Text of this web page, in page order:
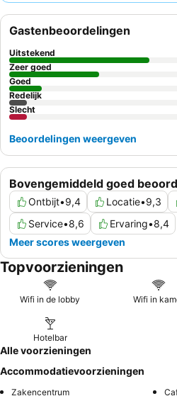
vriendelijke en behulpzame
efficiënte receptieteam. Voor een
overwegen een kamer te boeken
om steile trappen en beperkt
Bovengemiddeld goed
Ontbijt•9,4 Locatie•9,3
Service•8,6 Ervaring•8,4
Meer scores weergeven
Gastenbeoordelingen
Uitstekend
Zeer goed
Goed
Redelijk
Slecht
Beoordelingen weergeven
Topvoorzieningen
Wifi in de lobby Wifi in
Hotelbar
Alle voorzieningen
Accommodatievoorzieningen
Zakencentrum